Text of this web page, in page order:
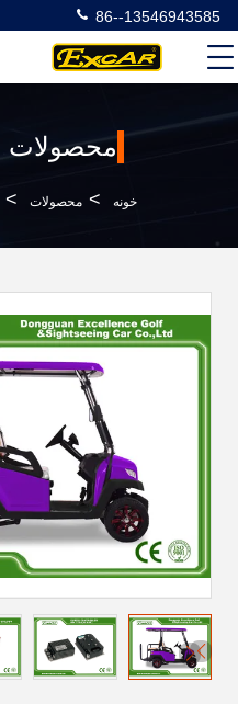
86--13546943585
محصولات
خونه > محصولات >